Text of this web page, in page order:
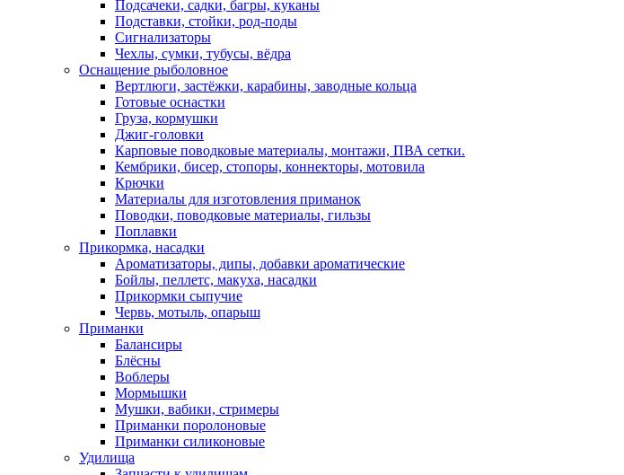
Подсачеки, садки, багры, куканы
Подставки, стойки, род-поды
Сигнализаторы
Чехлы, сумки, тубусы, вёдра
Оснащение рыболовное
Вертлюги, застёжки, карабины, заводные кольца
Готовые оснастки
Груза, кормушки
Джиг-головки
Карповые поводковые материалы, монтажи, ПВА сетки.
Кембрики, бисер, стопоры, коннекторы, мотовила
Крючки
Материалы для изготовления приманок
Поводки, поводковые материалы, гильзы
Поплавки
Прикормка, насадки
Ароматизаторы, дипы, добавки ароматические
Бойлы, пеллетс, макуха, насадки
Прикормки сыпучие
Червь, мотыль, опарыш
Приманки
Балансиры
Блёсны
Воблеры
Мормышки
Мушки, вабики, стримеры
Приманки поролоновые
Приманки силиконовые
Удилища